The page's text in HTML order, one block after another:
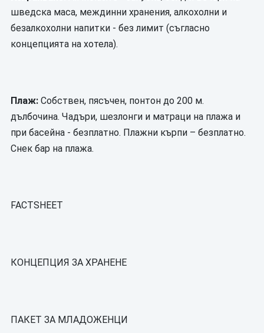
шведска маса, междинни хранения, алкохолни и
безалкохолни напитки - без лимит (съгласно
концепцията на хотела).
Плаж:Собствен, пясъчен, понтон до 200 м.
дълбочина. Чадъри, шезлонги и матраци на плажа и
при басейна - безплатно. Плажни кърпи – безплатно.
Снек бар на плажа.
FACTSHEET
КОНЦЕПЦИЯ ЗА ХРАНЕНЕ
ПАКЕТ ЗА МЛАДОЖЕНЦИ